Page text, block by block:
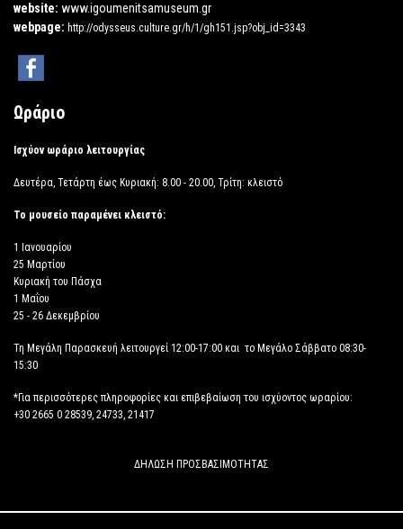
website: www.igoumenitsamuseum.gr
webpage: http://odysseus.culture.gr/h/1/gh151.jsp?obj_id=3343
Ωράριο
Ισχύον ωράριο λειτουργίας
Δευτέρα, Τετάρτη έως Κυριακή: 8.00 - 20.00, Τρίτη: κλειστό
Το μουσείο παραμένει κλειστό:
1 Ιανουαρίου
25 Μαρτίου
Κυριακή του Πάσχα
1 Μαΐου
25 - 26 Δεκεμβρίου
Τη Μεγάλη Παρασκευή λειτουργεί 12:00-17:00 και το Μεγάλο Σάββατο 08:30-
15:30
*Για περισσότερες πληροφορίες και επιβεβαίωση του ισχύοντος ωραρίου:
+30 2665 0 28539, 24733, 21417
ΔΗΛΩΣΗ ΠΡΟΣΒΑΣΙΜΟΤΗΤΑΣ